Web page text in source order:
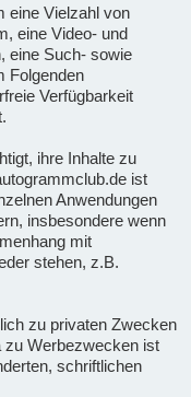
eine Vielzahl von
eine Video- und
eine Such- sowie
Folgenden
Verfügbarkeit
ihre Inhalte zu
ist
Anwendungen
insbesondere wenn
mit
stehen, z.B.
zu privaten Zwecken
zu Werbezwecken ist
schriftlichen